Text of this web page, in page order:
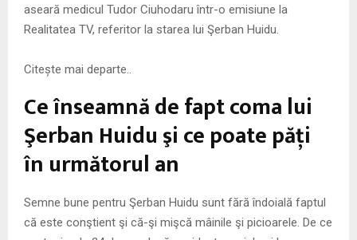
aseară medicul Tudor Ciuhodaru într-o emisiune la
Realitatea TV, referitor la starea lui Şerban Huidu.
Citește mai departe..
Ce înseamnă de fapt coma lui
Şerban Huidu şi ce poate păţi
în următorul an
Semne bune pentru Şerban Huidu sunt fără îndoială faptul
că este conştient şi că-şi mişcă mâinile şi picioarele. De ce